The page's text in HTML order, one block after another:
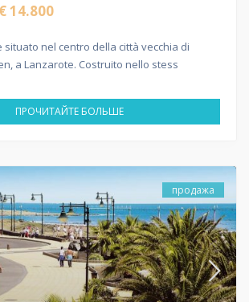
€ 14.800
situato nel centro della città vecchia di
a Lanzarote. Costruito nello stess
ПРОЧИТАЙТЕ БОЛЬШЕ
продажа